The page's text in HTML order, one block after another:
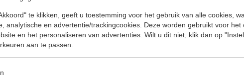
te klikken, geeft u toestemming voor het gebruik van alle cookies,
analytische en advertentie/trackingcookies. Deze worden gebruikt voor het
en het personaliseren van advertenties. Wilt u dit niet, klik dan op
aan te passen.